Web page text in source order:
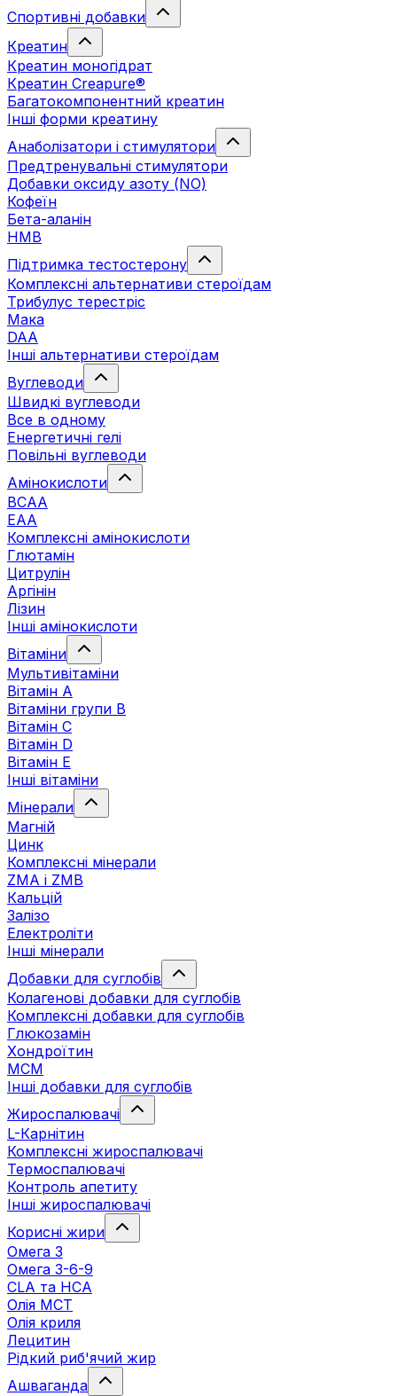
Спортивні добавки
Креатин
Креатин моногідрат
Креатин Creapure®
Багатокомпонентний креатин
Інші форми креатину
Анаболізатори і стимулятори
Предтренувальні стимулятори
Добавки оксиду азоту (NO)
Кофеїн
Бета-аланін
HMB
Підтримка тестостерону
Комплексні альтернативи стероїдам
Трибулус терестріс
Мака
DAA
Інші альтернативи стероїдам
Вуглеводи
Швидкі вуглеводи
Все в одному
Енергетичні гелі
Повільні вуглеводи
Амінокислоти
BCAA
EAA
Комплексні амінокислоти
Глютамін
Цитрулін
Аргінін
Лізин
Інші амінокислоти
Вітаміни
Мультивітаміни
Вітамін А
Вітаміни групи В
Вітамін C
Вітамін D
Вітамін Е
Інші вітаміни
Мінерали
Магній
Цинк
Комплексні мінерали
ZMA і ZMB
Кальцій
Залізо
Електроліти
Інші мінерали
Добавки для суглобів
Колагенові добавки для суглобів
Комплексні добавки для суглобів
Глюкозамін
Хондроїтин
МСМ
Інші добавки для суглобів
Жироспалювачі
L-Карнітин
Комплексні жироспалювачі
Термоспалювачі
Контроль апетиту
Інші жироспалювачі
Корисні жири
Омега 3
Омега 3-6-9
CLA та HCA
Олія МСТ
Олія криля
Лецитин
Рідкий риб'ячий жир
Ашваганда